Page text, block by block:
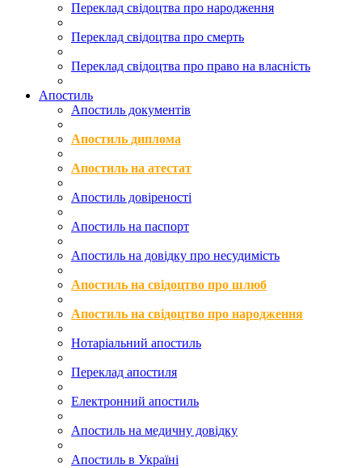
Переклад свідоцтва про народження
Переклад свідоцтва про смерть
Переклад свідоцтва про право на власність
Апостиль
Апостиль документів
Апостиль диплома
Апостиль на атестат
Апостиль довіреності
Апостиль на паспорт
Апостиль на довідку про несудимість
Апостиль на свідоцтво про шлюб
Апостиль на свідоцтво про народження
Нотаріальний апостиль
Переклад апостиля
Електронний апостиль
Апостиль на медичну довідку
Апостиль в Україні